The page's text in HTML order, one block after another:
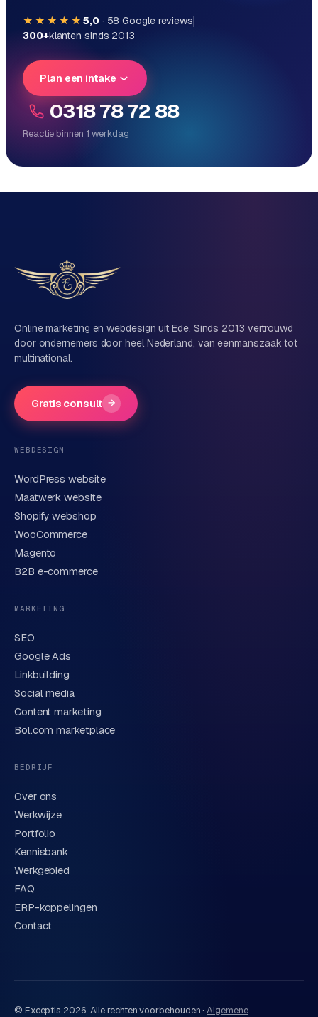
★★★★★ 5,0· 58 Google reviews
300+klanten sinds 2013
Plan een intake
0318 78 72 88
Reactie binnen 1 werkdag
Direct persoonlijk contact, geen ticketsysteem
Vertel ons over je project
Naam
Bedrijfsnaam
Telefoonnummer(optioneel)
Korte omschrijving van je vraag of project
Verstuur aanvraag
We behandelen je gegevens zorgvuldig conform onze
privacyverklaring. Of bel direct
Online marketing en webdesign uit Ede. Sinds 2013 vertrouwd
door ondernemers door heel Nederland, van eenmanszaak tot
multinational.
Gratis consult →
WEBDESIGN
WordPress website
Maatwerk website
Shopify webshop
WooCommerce
Magento
B2B e-commerce
MARKETING
SEO
Google Ads
Linkbuilding
Social media
Content marketing
Bol.com marketplace
BEDRIJF
Over ons
Werkwijze
Portfolio
Kennisbank
Werkgebied
FAQ
ERP-koppelingen
Contact
© Exceptis 2026, Alle rechten voorbehouden · Algemene